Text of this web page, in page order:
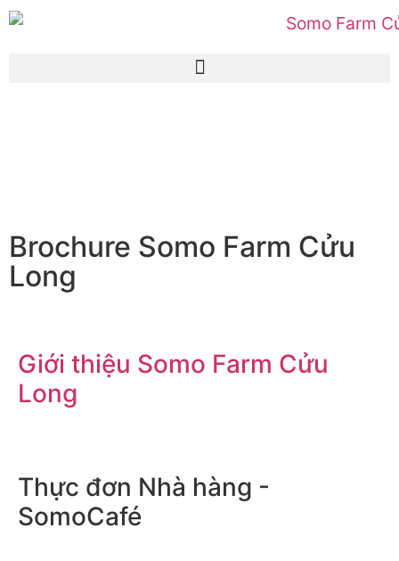
Brochure Somo Farm Cửu
Long
Giới thiệu Somo Farm Cửu
Long
Thực đơn Nhà hàng -
SomoCafé